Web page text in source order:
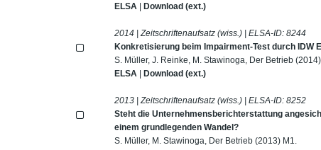
ELSA |Download (ext.)
2014 | Zeitschriftenaufsatz (wiss.) | ELSA-ID:8244
Konkretisierung beim Impairment-Test durch IDW
S. Müller, J. Reinke, M. Stawinoga, Der Betrieb
ELSA |Download (ext.)
2013 | Zeitschriftenaufsatz (wiss.) | ELSA-ID:8252
Steht die Unternehmensberichterstattung
einem grundlegenden Wandel?
S. Müller, M. Stawinoga, Der Betrieb (2013) M1.